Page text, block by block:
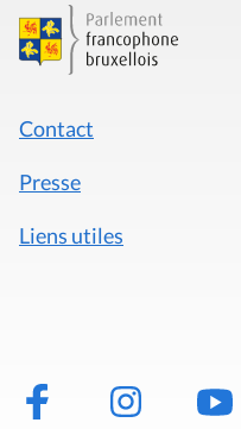
Contact
Presse
Liens utiles